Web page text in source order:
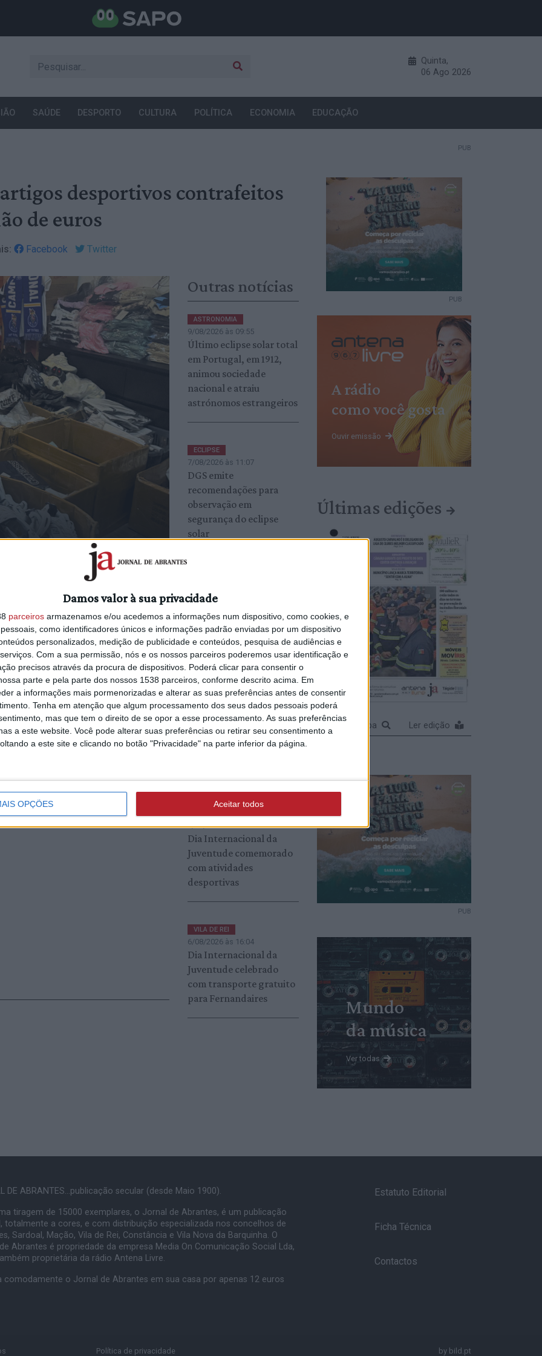
Damos valor à sua privacidade
parceiros armazenamos e/ou acedemos a informações num dispositivo, como cookies, e
como identificadores únicos e informações padrão enviadas por um dispositivo
personalizados, medição de publicidade e conteúdos, pesquisa de audiências e
Com a sua permissão, nós e os nossos parceiros poderemos usar identificação e
precisos através da procura de dispositivos. Poderá clicar para consentir o
parte e pela parte dos nossos 1538 parceiros, conforme descrito acima. Em
a informações mais pormenorizadas e alterar as suas preferências antes de consentir
Tenha em atenção que algum processamento dos seus dados pessoais poderá
mas que tem o direito de se opor a esse processamento. As suas preferências
a este website. Você pode alterar suas preferências ou retirar seu consentimento a
a este site e clicando no botão "Privacidade" na parte inferior da página.
OPÇÕES Aceitar todos
Quinta,
06 Ago 2026
SAÚDE DESPORTO CULTURA POLÍTICA ECONOMIA EDUCAÇÃO
PUB
desportivos contrafeitos
de euros
Facebook Twitter
(ASAE) apreendeu na última semana
desportivos, avaliados em
cintos, relógios, óculos de
para a temática do desporto", foram
de contrafação, venda ou
imitação ou uso ilegal de marca".
económicos, abrangendo
armazenamento,
através de canais digitais".
Mundial Anticontrafação", que se
está relacionada com o início, em
comunicado, a ASAE.
Outras notícias
ASTRONOMIA
9/08/2026 às 09:55
Último eclipse solar total
em Portugal, em 1912,
animou sociedade
nacional e atraiu
astrónomos estrangeiros
ECLIPSE
7/08/2026 às 11:07
DGS emite
recomendações para
observação em
segurança do eclipse
solar
8/08/2026 às 10:03
Portugal vai assistir a
eclipse total do Sol pela
primeira vez desde 1912
ECLIPSE
7/08/2026 às 08:25
iServices alerta para
riscos de danificar a
câmara do smartphone
ao fotografar o eclipse
7/08/2026 às 10:23
Dia Internacional da
Juventude comemorado
com atividades
desportivas
VILA DE REI
6/08/2026 às 16:04
Dia Internacional da
Juventude celebrado
com transporte gratuito
para Fernandaires
PUB
A rádio
como você gosta
Ouvir emissão
Últimas edições
Ampliar capa Ler edição
PUB
Mundo
da música
Ver todas
DE ABRANTES...publicação secular (desde Maio 1900).
tiragem de 15000 exemplares, o Jornal de Abrantes, é um publicação
totalmente a cores, e com distribuição especializada nos concelhos de
Sardoal, Mação, Vila de Rei, Constância e Vila Nova da Barquinha. O
Abrantes é propriedade da empresa Media On Comunicação Social Lda,
proprietária da rádio Antena Livre.
comodamente o Jornal de Abrantes em sua casa por apenas 12 euros
Estatuto Editorial
Ficha Técnica
Contactos
Política de privacidade by bild.pt